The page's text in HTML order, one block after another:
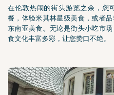
在伦敦热闹的街头游览之余，您
餐，体验米其林星级美食，或者
东南亚美食。无论是街头小吃市
食文化丰富多彩，让您赞口不绝。